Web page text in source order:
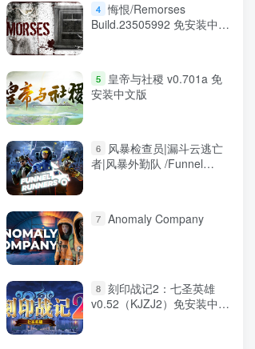
4 悔恨/Remorses
Build.23505992 免安装中文
5
皇帝与社稷 v0.701a 免
安装中文版
6
风暴检查员|漏斗云逃亡
者|风暴外勤队 /Funnel
7 Anomaly Company
8 刻印战记2：七圣英雄
v0.52（KJZJ2）免安装中文